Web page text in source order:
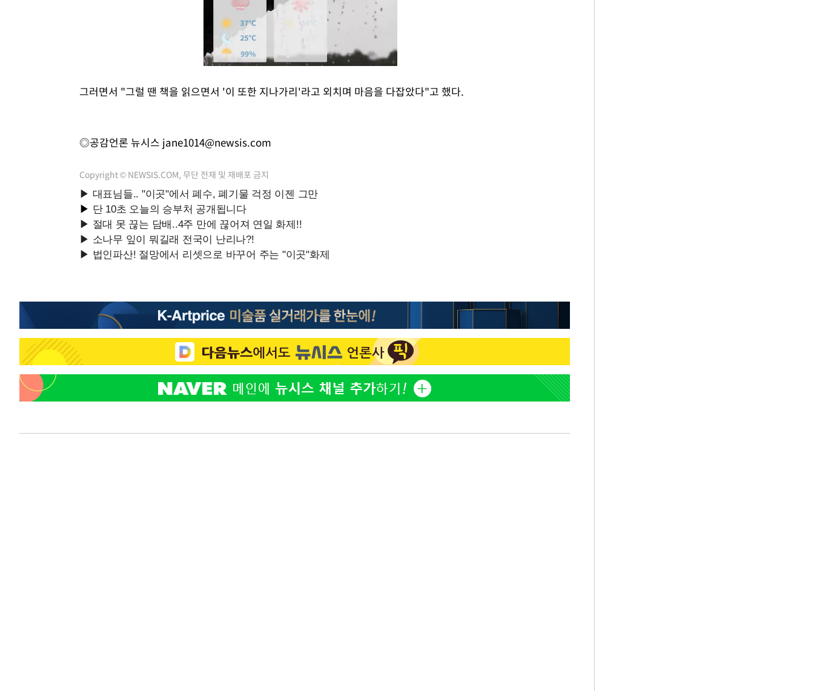
그러면서 "그럴 땐 책을 읽으면서 '이 또한 지나가리'라고 외치며 마음을 다잡았다"고 했다.
◎공감언론 뉴시스 jane1014@newsis.com
Copyright © NEWSIS.COM, 무단 전재 및 재배포 금지